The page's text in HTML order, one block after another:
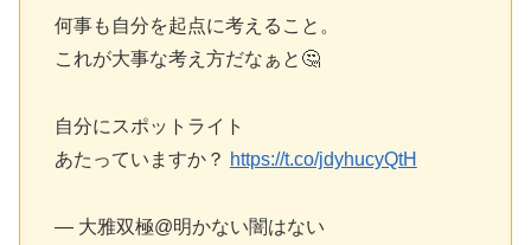
何事も自分を起点に考えること。
これが大事な考え方だなぁと🤔
自分にスポットライト
あたっていますか？ https://t.co/jdyhucyQtH
— 大雅双極@明かない闇はない